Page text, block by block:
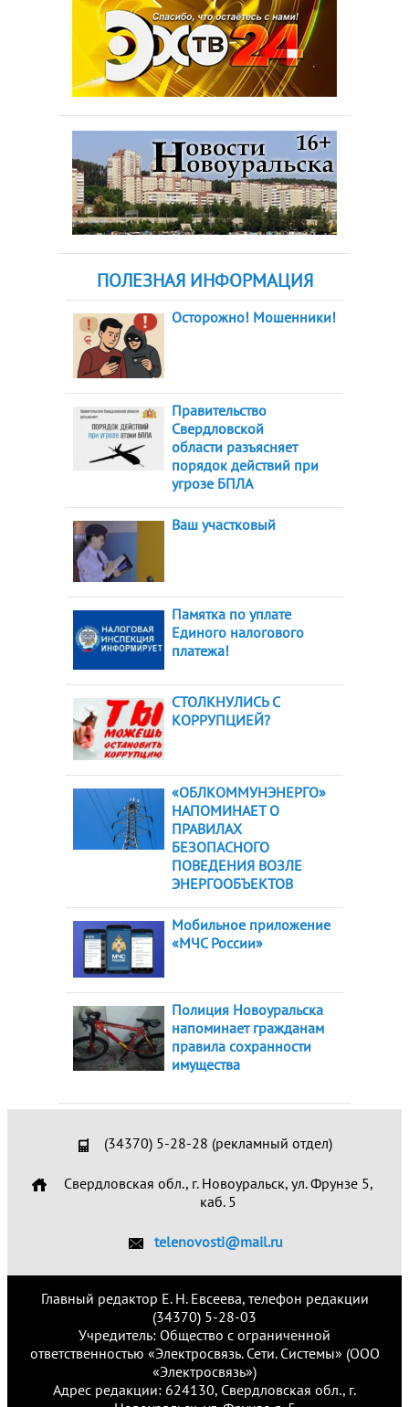
ПОЛЕЗНАЯ ИНФОРМАЦИЯ
Осторожно! Мошенники!
Правительство
Свердловской
области разъясняет
порядок действий при
угрозе БПЛА
Ваш участковый
Памятка по уплате
Единого налогового
платежа!
СТОЛКНУЛИСЬ С
КОРРУПЦИЕЙ?
«ОБЛКОММУНЭНЕРГО»
НАПОМИНАЕТ О
ПРАВИЛАХ
БЕЗОПАСНОГО
ПОВЕДЕНИЯ ВОЗЛЕ
ЭНЕРГООБЪЕКТОВ
Мобильное приложение
«МЧС России»
Полиция Новоуральска
напоминает гражданам
правила сохранности
имущества
(34370) 5-28-28 (рекламный отдел)
Свердловская обл., г. Новоуральск, ул. Фрунзе 5,
каб. 5
telenovosti@mail.ru
Главный редактор Е. Н. Евсеева, телефон редакции
(34370) 5-28-03
Учредитель: Общество с ограниченной
ответственностью «Электросвязь. Сети. Системы» (ООО
«Электросвязь»)
Адрес редакции: 624130, Свердловская обл., г.